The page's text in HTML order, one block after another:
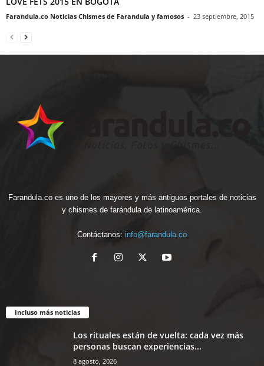
Farandula.co Noticias Chismes de Farandula y famosos - 23 septiembre, 2015
Farandula.co es uno de los mayores y más antiguos portales de noticias
y chismes de farándula de latinoamérica.
Contáctanos: info@farandula.co
Incluso más noticias
Los rituales están de vuelta: cada vez más
personas buscan experiencias...
8 agosto, 2026